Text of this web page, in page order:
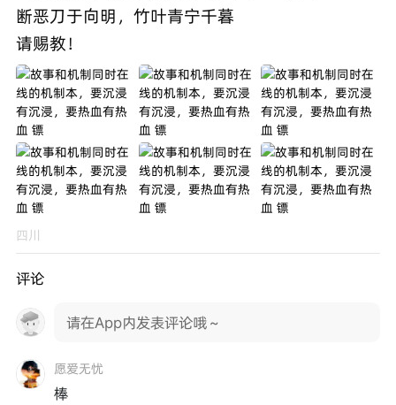
断恶刀于向明，竹叶青宁千暮
请赐教！
四川
评论
请在App内发表评论哦～
愿爱无忧
棒